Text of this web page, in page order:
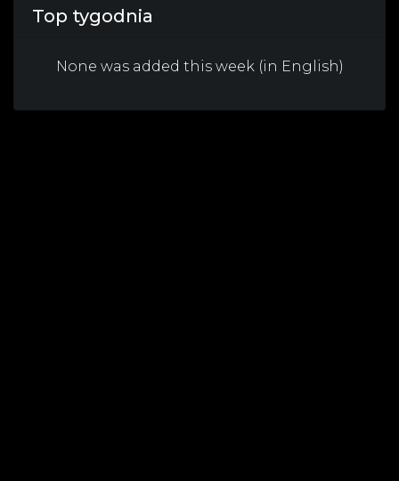
Top tygodnia
None was added this week (in English)